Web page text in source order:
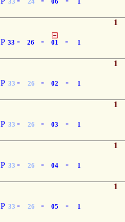
P 33 - 26 - 01 - 1
1
P 33 - 26 - 02 - 1
1
P 33 - 26 - 03 - 1
1
P 33 - 26 - 04 - 1
1
P 33 - 26 - 05 - 1
1